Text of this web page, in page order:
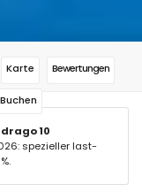
Karte Bewertungen
Buchen
10
spezieller last-